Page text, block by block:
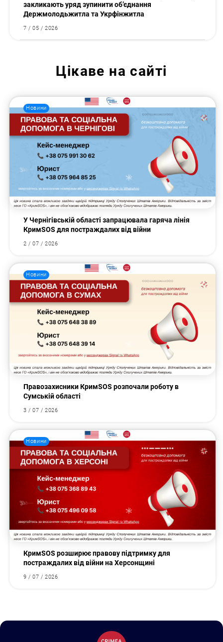
закликають уряд зупинити об’єднання
Держмолодьжитла та Укрфінжитла
7 / 05 / 2026
Цікаве на сайті
Новини
У Чернігівській області запрацювала гаряча лінія
КримSOS для постраждалих від війни
2 / 07 / 2026
Новини
Правозахисники КримSOS розпочали роботу в
Сумській області
3 / 07 / 2026
Новини
КримSOS розширює правову підтримку для
постраждалих від війни на Херсонщині
9 / 07 / 2026